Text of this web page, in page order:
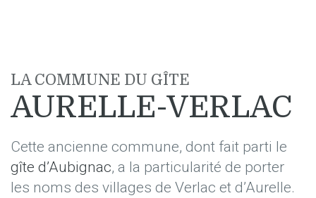
LA COMMUNE DU GÎTE
AURELLE-VERLAC
Cette ancienne commune, dont fait parti le
gîte d’Aubignac, a la particularité de porter
les noms des villages de Verlac et d’Aurelle.